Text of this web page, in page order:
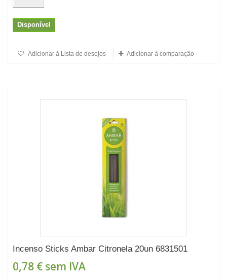
Disponível
Adicionar à Lista de desejos Adicionar à comparação
Incenso Sticks Ambar Citronela 20un 6831501
0,78 € sem IVA